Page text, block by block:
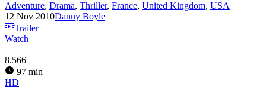
Adventure, Drama, Thriller, France, United Kingdom, USA
12 Nov 2010Danny Boyle
Trailer
Watch
8.566
97 min
HD